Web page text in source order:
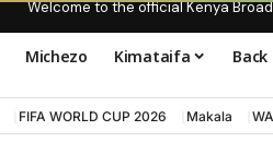
Welcome to the official Kenya
Michezo Kimataifa Back
FIFA WORLD CUP 2026 Makala